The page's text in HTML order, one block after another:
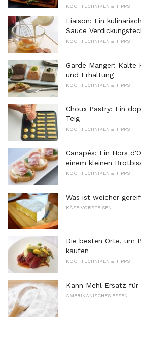
KOCHTECHNIKEN & TIPPS
Liaison: Ein
Sauce
KOCHTECHNIKEN & TIPPS
Garde Manger: Kalte
und Erhaltung
KOCHTECHNIKEN & TIPPS
Choux Pastry: Ein
Teig
KOCHTECHNIKEN & TIPPS
Canapés: Ein Hors
einem kleinen
KOCHTECHNIKEN & TIPPS
Was ist weicher
KÄSE VORSPEISEN
Die besten Orte, um
kaufen
KOCHTECHNIKEN & TIPPS
Kann Mehl Ersatz für
AMERIKANISCHES ESSEN